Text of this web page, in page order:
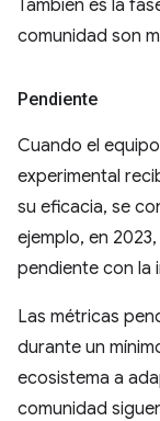
También es la
comunidad son
Pendiente
Cuando el
experimental
su eficacia, se
ejemplo, en
pendiente con la
Las métricas
durante un
ecosistema a
comunidad